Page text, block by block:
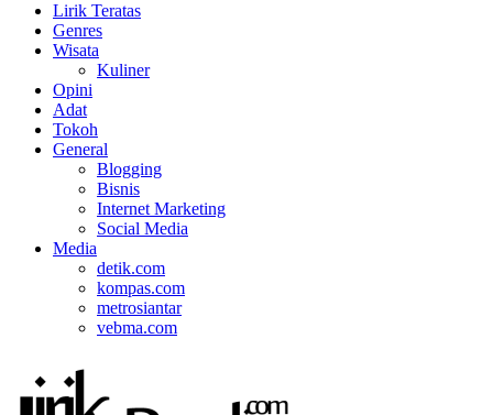
Lirik Teratas
Genres
Wisata
Kuliner
Opini
Adat
Tokoh
General
Blogging
Bisnis
Internet Marketing
Social Media
Media
detik.com
kompas.com
metrosiantar
vebma.com